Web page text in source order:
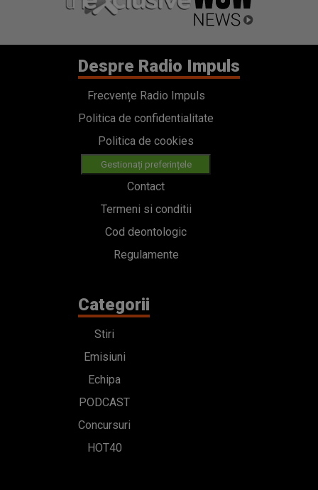
Despre Radio Impuls
Frecvențe Radio Impuls
Politica de confidentialitate
Politica de cookies
Gestionați preferințele
Contact
Termeni si conditii
Cod deontologic
Regulamente
Categorii
Stiri
Emisiuni
Echipa
PODCAST
Concursuri
HOT40